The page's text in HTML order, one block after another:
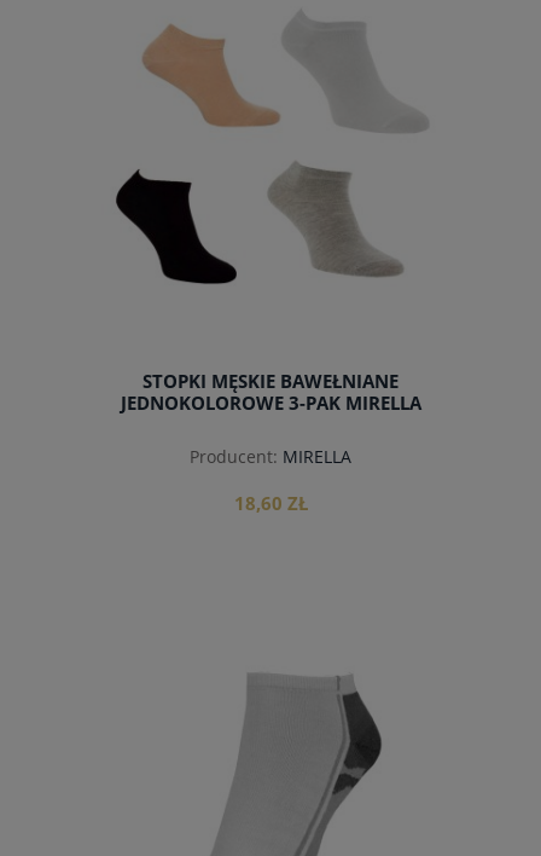
STOPKI MĘSKIE BAWEŁNIANE
JEDNOKOLOROWE 3-PAK MIRELLA
Producent: MIRELLA
18,60 ZŁ